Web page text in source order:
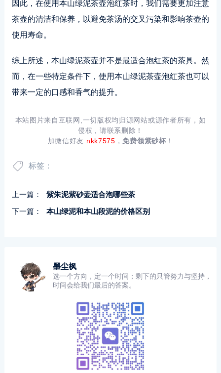
因此，在使用本山绿泥茶壶泡红茶时，我们需要更加注意
茶壶的清洁和保养，以避免茶汤的交叉污染和影响茶壶的
使用寿命。
综上所述，本山绿泥茶壶并不是最适合泡红茶的茶具。然
而，在一些特定条件下，使用本山绿泥茶壶泡红茶也可以
带来一定的口感和香气的提升。
本站图片来自互联网,一切版权均归源网站或源作者所有，如
侵权，请联系删除！
加微信好友 nkk7575 ，免费领紫砂杯！
标签：
上一篇：
紫朱泥紫砂壶适合泡哪些茶
下一篇：
本山绿泥和本山段泥的价格区别
墨尘枫
选一个方向，定一个时间；剩下的只管努力与坚持，
时间会给我们最后的答案。